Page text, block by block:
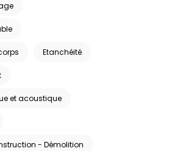
Etanchéité
et acoustique
- Démolition